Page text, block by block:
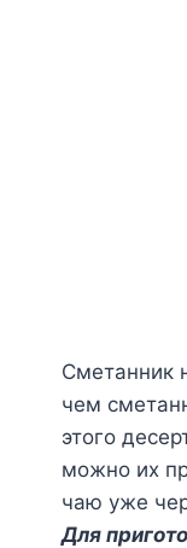
Сметанник
чем
этого
можно их
чаю уже
Для